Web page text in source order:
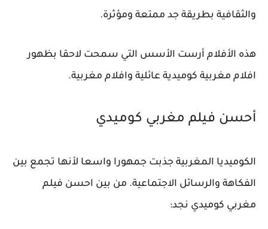
والثقافية بطريقة جد ممتعة ومؤثرة.
هذه الأفلام أرست الأسس التي سمحت لاحقا بظهور
افلام مغربية كوميدية عائلية وافلام مغربية.
أحسن فيلم مغربي كوميدي
الكوميديا المغربية جذبت جمهورا واسعا لأنها تجمع بين
الفكاهة والرسائل الاجتماعية. من بين احسن فيلم
مغربي كوميدي نجد: